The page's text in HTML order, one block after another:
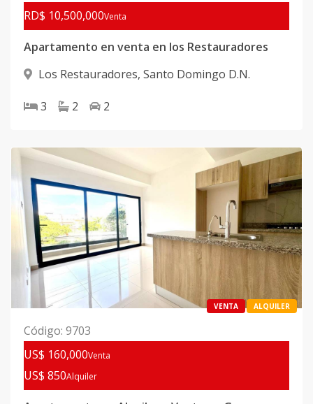
RD$ 10,500,000Venta
Apartamento en venta en los Restauradores
Los Restauradores, Santo Domingo D.N.
3 2 2
VENTA ALQUILER
Código: 9703
US$ 160,000Venta
US$ 850Alquiler